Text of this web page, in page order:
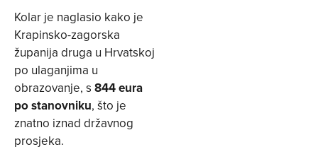
Kolar je naglasio kako je
Krapinsko-zagorska
županija druga u Hrvatskoj
po ulaganjima u
obrazovanje, s 844 eura
po stanovniku, što je
znatno iznad državnog
prosjeka.